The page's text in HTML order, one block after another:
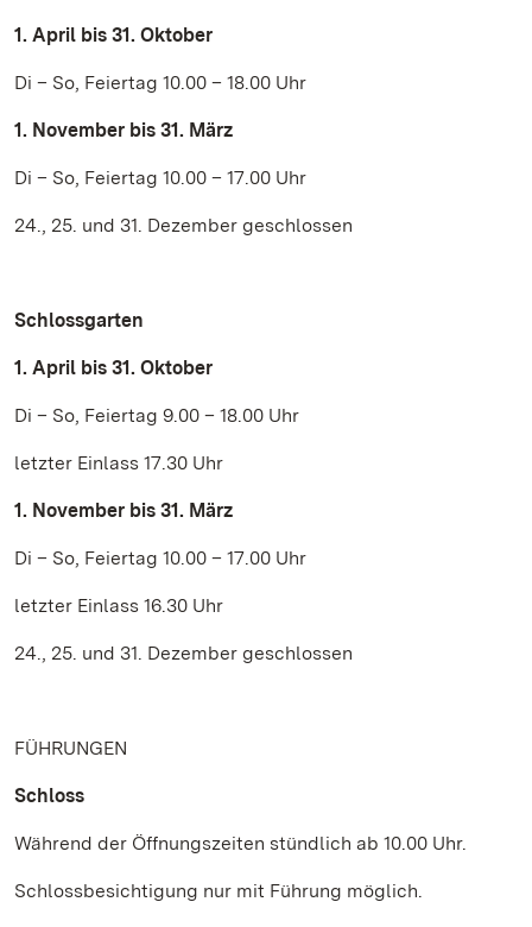
1. April bis 31. Oktober
Di – So, Feiertag 10.00 – 18.00 Uhr
1. November bis 31. März
Di – So, Feiertag 10.00 – 17.00 Uhr
24., 25. und 31. Dezember geschlossen
Schlossgarten
1. April bis 31. Oktober
Di – So, Feiertag 9.00 – 18.00 Uhr
letzter Einlass 17.30 Uhr
1. November bis 31. März
Di – So, Feiertag 10.00 – 17.00 Uhr
letzter Einlass 16.30 Uhr
24., 25. und 31. Dezember geschlossen
FÜHRUNGEN
Schloss
Während der Öffnungszeiten stündlich ab 10.00 Uhr.
Schlossbesichtigung nur mit Führung möglich.